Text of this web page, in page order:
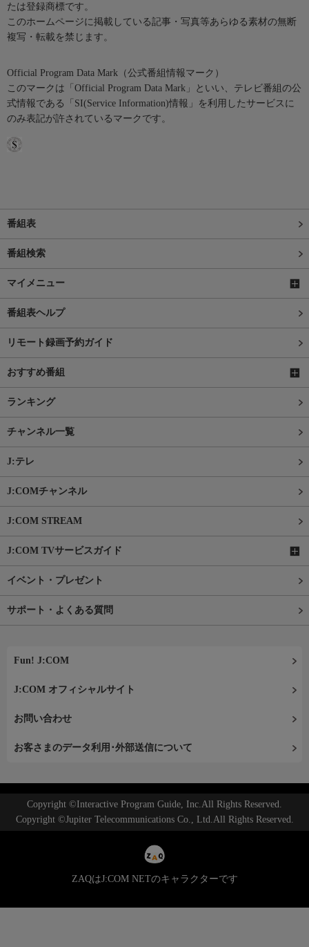
たは登録商標です。
このホームページに掲載している記事・写真等あらゆる素材の無断
複写・転載を禁じます。
Official Program Data Mark（公式番組情報マーク）
このマークは「Official Program Data Mark」といい、テレビ番組の公
式情報である「SI(Service Information)情報」を利用したサービスに
のみ表記が許されているマークです。
番組表
番組検索
マイメニュー
番組表ヘルプ
リモート録画予約ガイド
おすすめ番組
ランキング
チャンネル一覧
J:テレ
J:COMチャンネル
J:COM STREAM
J:COM TVサービスガイド
イベント・プレゼント
サポート・よくある質問
Fun! J:COM
J:COM オフィシャルサイト
お問い合わせ
お客さまのデータ利用･外部送信について
Copyright ©Interactive Program Guide, Inc.All Rights Reserved.
Copyright ©Jupiter Telecommunications Co., Ltd.All Rights Reserved.
ZAQはJ:COM NETのキャラクターです